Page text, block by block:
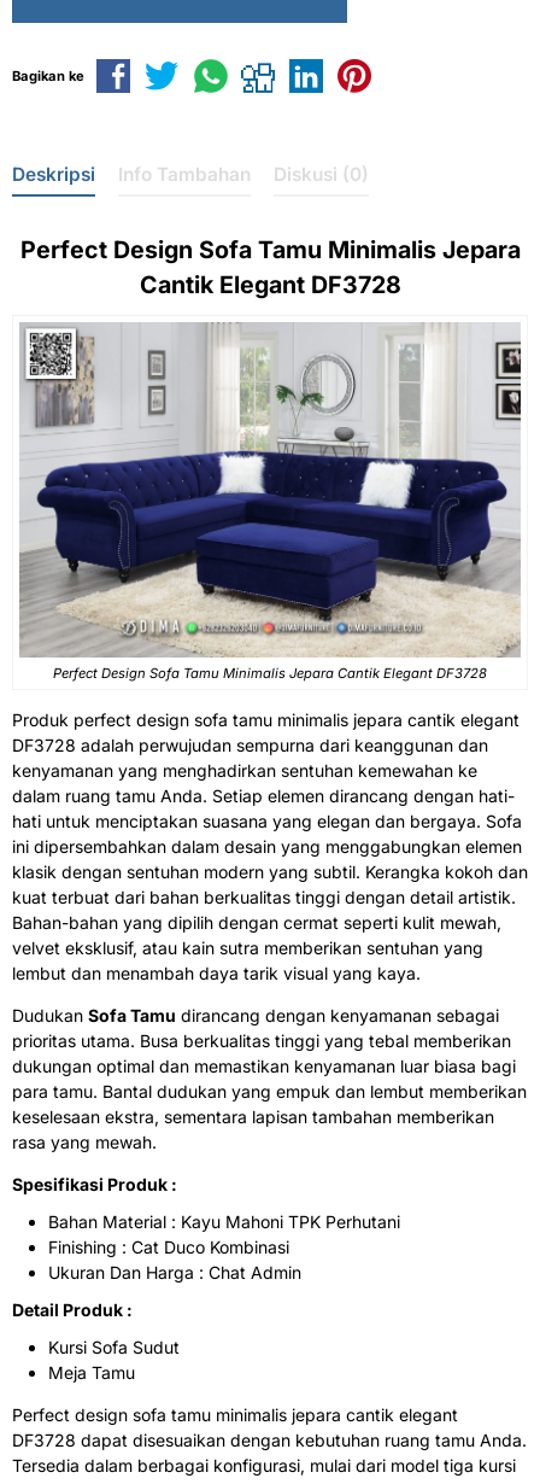
Bagikan ke
Deskripsi Info Tambahan Diskusi (0)
Perfect Design Sofa Tamu MinimalisJepara
Cantik Elegant DF3728
Perfect Design Sofa Tamu Minimalis Jepara Cantik Elegant DF3728
Produk perfect design sofa tamu minimalis jepara cantik elegant
DF3728 adalah perwujudan sempurna dari keanggunan dan
kenyamanan yang menghadirkan sentuhan kemewahan ke
dalam ruang tamu Anda. Setiap elemen dirancang dengan hati-
hati untuk menciptakan suasana yang elegan dan bergaya. Sofa
ini dipersembahkan dalam desain yang menggabungkan elemen
klasik dengan sentuhan modern yang subtil. Kerangka kokoh dan
kuat terbuat dari bahan berkualitas tinggi dengan detail artistik.
Bahan-bahan yang dipilih dengan cermat seperti kulit mewah,
velvet eksklusif, atau kain sutra memberikan sentuhan yang
lembut dan menambah daya tarik visual yang kaya.
Dudukan Sofa Tamu dirancang dengan kenyamanan sebagai
prioritas utama. Busa berkualitas tinggi yang tebal memberikan
dukungan optimal dan memastikan kenyamanan luar biasa bagi
para tamu. Bantal dudukan yang empuk dan lembut memberikan
keselesaan ekstra, sementara lapisan tambahan memberikan
rasa yang mewah.
Spesifikasi Produk :
Bahan Material : Kayu Mahoni TPK Perhutani
Finishing : Cat Duco Kombinasi
Ukuran Dan Harga : Chat Admin
Detail Produk :
Kursi Sofa Sudut
Meja Tamu
Perfect design sofa tamu minimalis jepara cantik elegant
DF3728 dapat disesuaikan dengan kebutuhan ruang tamu Anda.
Tersedia dalam berbagai konfigurasi, mulai dari model tiga kursi